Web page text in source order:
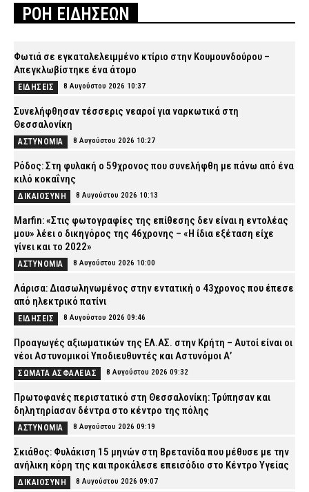
ΡΟΗ ΕΙΔΗΣΕΩΝ
Φωτιά σε εγκαταλελειμμένο κτίριο στην Κουμουνδούρου –
Απεγκλωβίστηκε ένα άτομο
ΕΙΔΗΣΕΙΣ 8 Αυγούστου 2026 10:37
Συνελήφθησαν τέσσερις νεαροί για ναρκωτικά στη
Θεσσαλονίκη
ΑΣΤΥΝΟΜΙΑ 8 Αυγούστου 2026 10:27
Ρόδος: Στη φυλακή ο 59χρονος που συνελήφθη με πάνω από ένα
κιλό κοκαΐνης
ΔΙΚΑΙΟΣΥΝΗ 8 Αυγούστου 2026 10:13
Marfin: «Στις φωτογραφίες της επίθεσης δεν είναι η εντολέας
μου» λέει ο δικηγόρος της 46χρονης – «Η ίδια εξέταση είχε
γίνει και το 2022»
ΑΣΤΥΝΟΜΙΑ 8 Αυγούστου 2026 10:00
Λάρισα: Διασωληνωμένος στην εντατική ο 43χρονος που έπεσε
από ηλεκτρικό πατίνι
ΕΙΔΗΣΕΙΣ 8 Αυγούστου 2026 09:46
Προαγωγές αξιωματικών της ΕΛ.ΑΣ. στην Κρήτη – Αυτοί είναι οι
νέοι Αστυνομικοί Υποδιευθυντές και Αστυνόμοι Α’
ΣΩΜΑΤΑ ΑΣΦΑΛΕΙΑΣ 8 Αυγούστου 2026 09:32
Πρωτοφανές περιστατικό στη Θεσσαλονίκη: Τρύπησαν και
δηλητηρίασαν δέντρα στο κέντρο της πόλης
ΑΣΤΥΝΟΜΙΑ 8 Αυγούστου 2026 09:19
Σκιάθος: Φυλάκιση 15 μηνών στη Βρετανίδα που μέθυσε με την
ανήλικη κόρη της και προκάλεσε επεισόδιο στο Κέντρο Υγείας
ΔΙΚΑΙΟΣΥΝΗ 8 Αυγούστου 2026 09:07